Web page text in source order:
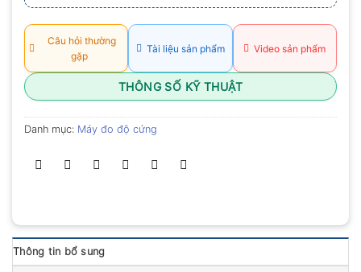
Câu hỏi thường
gặp
Tài liệu sản phẩm Video sản phẩm
THÔNG SỐ KỸ THUẬT
Danh mục: Máy đo độ cứng
Thông tin bổ sung